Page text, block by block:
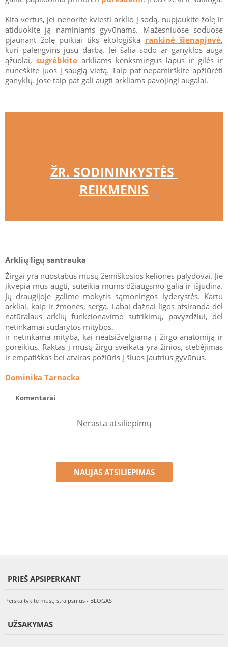
Kita vertus, jei nenorite kviesti arklio į sodą, nupjaukite žolę ir
atiduokite ją naminiams gyvūnams. Mažesniuose soduose
pjaunant žolę puikiai tiks ekologiška rankinė šienapjovė,
kuri palengvins jūsų darbą. Jei šalia sodo ar ganyklos auga
ąžuolai, sugrėbkite arkliams kenksmingus lapus ir gilės ir
nuneškite juos į saugią vietą. Taip pat nepamirškite apžiūrėti
ganyklų. Jose taip pat gali augti arkliams pavojingi augalai.
ŽR. SODININKYSTĖS
REIKMENIS
Arklių ligų santrauka
Žirgai yra nuostabūs mūsų žemiškosios kelionės palydovai. Jie
įkvepia mus augti, suteikia mums džiaugsmo galią ir išjudina.
Jų draugijoje galime mokytis sąmoningos lyderystės. Kartu
arkliai, kaip ir žmonės, serga. Labai dažnai ligos atsiranda dėl
natūralaus arklių funkcionavimo sutrikimų, pavyzdžiui, dėl
netinkamai sudarytos mitybos.
ir netinkama mityba, kai neatsižvelgiama į žirgo anatomiją ir
poreikius. Raktas į mūsų žirgų sveikatą yra žinios, stebėjimas
ir empatiškas bei atviras požiūris į šiuos jautrius gyvūnus.
Dominika Tarnacka
Komentarai
Nerasta atsiliepimų
NAUJAS ATSILIEPIMAS
PRIEŠ APSIPERKANT
Perskaitykite mūsų straipsnius - BLOGAS
UŽSAKYMAS